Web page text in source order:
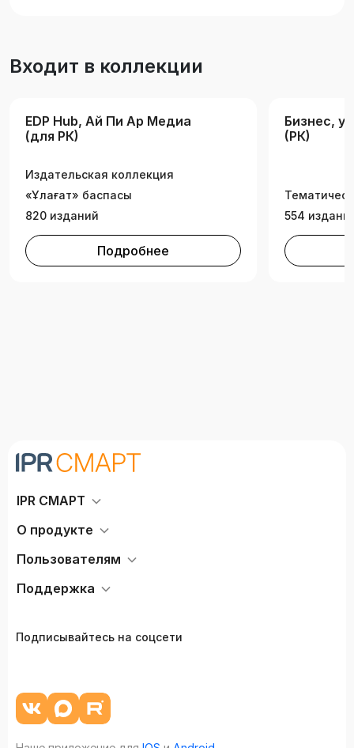
Входит в коллекции
EDP Hub, Ай Пи Ар Медиа
(для РК)
Издательская коллекция
«Ұлағат» баспасы
820 изданий
Подробнее
Бизнес,
(РК)
554
IPR СМАРТ
О продукте
Пользователям
Поддержка
Подписывайтесь на соцсети